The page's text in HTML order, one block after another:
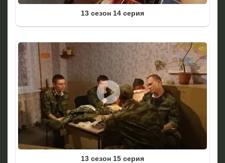
13 сезон 14 серия
13 сезон 15 серия